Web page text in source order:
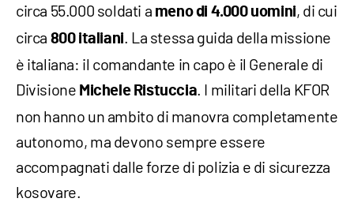
circa 55.000 soldati a meno di 4.000 uomini, di cui
circa 800 italiani. La stessa guida della missione
è italiana: il comandante in capo è il Generale di
Divisione Michele Ristuccia. I militari della KFOR
non hanno un ambito di manovra completamente
autonomo, ma devono sempre essere
accompagnati dalle forze di polizia e di sicurezza
kosovare.